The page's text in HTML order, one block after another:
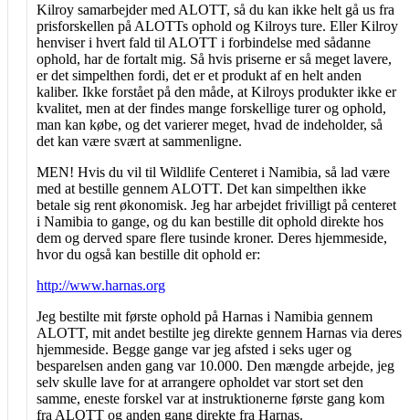
Kilroy samarbejder med ALOTT, så du kan ikke helt gå us fra
prisforskellen på ALOTTs ophold og Kilroys ture. Eller Kilroy
henviser i hvert fald til ALOTT i forbindelse med sådanne
ophold, har de fortalt mig. Så hvis priserne er så meget lavere,
er det simpelthen fordi, det er et produkt af en helt anden
kaliber. Ikke forstået på den måde, at Kilroys produkter ikke er
kvalitet, men at der findes mange forskellige turer og ophold,
man kan købe, og det varierer meget, hvad de indeholder, så
det kan være svært at sammenligne.
MEN! Hvis du vil til Wildlife Centeret i Namibia, så lad være
med at bestille gennem ALOTT. Det kan simpelthen ikke
betale sig rent økonomisk. Jeg har arbejdet frivilligt på centeret
i Namibia to gange, og du kan bestille dit ophold direkte hos
dem og derved spare flere tusinde kroner. Deres hjemmeside,
hvor du også kan bestille dit ophold er:
http://www.harnas.org
Jeg bestilte mit første ophold på Harnas i Namibia gennem
ALOTT, mit andet bestilte jeg direkte gennem Harnas via deres
hjemmeside. Begge gange var jeg afsted i seks uger og
besparelsen anden gang var 10.000. Den mængde arbejde, jeg
selv skulle lave for at arrangere opholdet var stort set den
samme, eneste forskel var at instruktionerne første gang kom
fra ALOTT og anden gang direkte fra Harnas.